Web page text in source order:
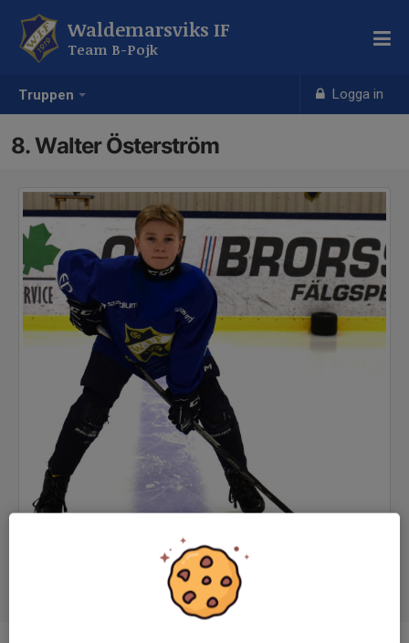
Truppen Logga in
Waldemarsviks IF
Team B-Pojk
8. Walter Österström